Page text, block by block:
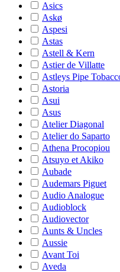
Asics
Askø
Aspesi
Astas
Astell & Kern
Astier de Villatte
Astleys Pipe
Astoria
Asui
Asus
Atelier Diagonal
Atelier do Saparto
Athena Procopiou
Atsuyo et Akiko
Aubade
Audemars Piguet
Audio Analogue
Audioblock
Audiovector
Aunts & Uncles
Aussie
Avant Toi
Aveda